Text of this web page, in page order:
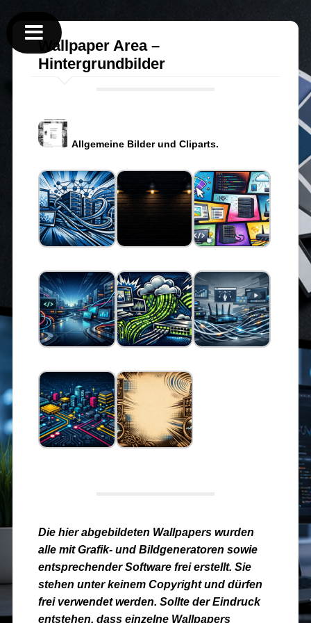
Wallpaper Area –
Hintergrundbilder
Allgemeine Bilder und Cliparts.
Die hier abgebildeten Wallpapers wurden
alle mit Grafik- und Bildgeneratoren sowie
entsprechender Software frei erstellt. Sie
stehen unter keinem Copyright und dürfen
frei verwendet werden. Sollte der Eindruck
entstehen, dass einzelne Wallpapers